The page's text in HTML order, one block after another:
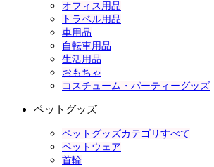
オフィス用品
トラベル用品
車用品
自転車用品
生活用品
おもちゃ
コスチューム・パーティーグッズ
ペットグッズ
ペットグッズカテゴリすべて
ペットウェア
首輪